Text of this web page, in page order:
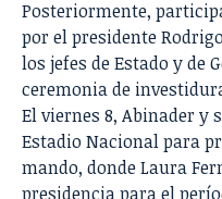
Posteriormente,
por el presidente
los jefes de Estado y de
ceremonia de
El viernes 8, Abinader
Estadio Nacional para
mando, donde Laura
presidencia para el